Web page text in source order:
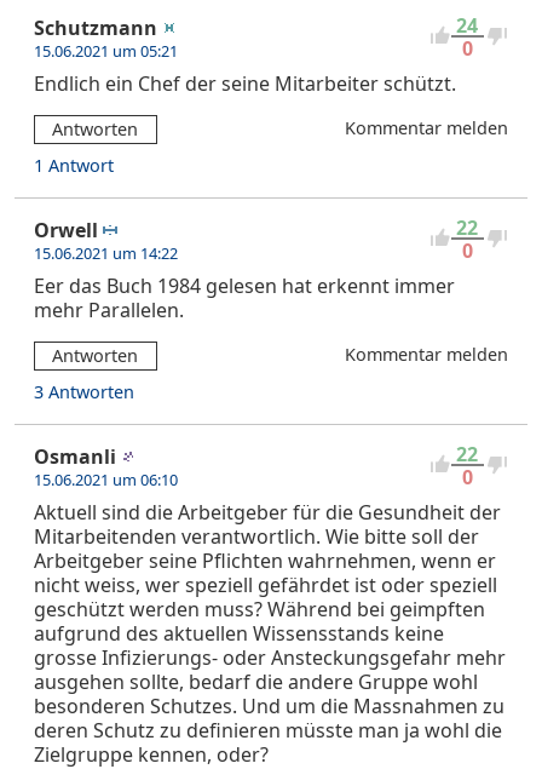
24
0
Schutzmann
15.06.2021 um 05:21
Endlich ein Chef der seine Mitarbeiter schützt.
Antworten
Kommentar melden
1 Antwort
22
0
Orwell
15.06.2021 um 14:22
Eer das Buch 1984 gelesen hat erkennt immer
mehr Parallelen.
Antworten
Kommentar melden
3 Antworten
22
0
Osmanli
15.06.2021 um 06:10
Aktuell sind die Arbeitgeber für die Gesundheit der
Mitarbeitenden verantwortlich. Wie bitte soll der
Arbeitgeber seine Pflichten wahrnehmen, wenn er
nicht weiss, wer speziell gefährdet ist oder speziell
geschützt werden muss? Während bei geimpften
aufgrund des aktuellen Wissensstands keine
grosse Infizierungs- oder Ansteckungsgefahr mehr
ausgehen sollte, bedarf die andere Gruppe wohl
besonderen Schutzes. Und um die Massnahmen zu
deren Schutz zu definieren müsste man ja wohl die
Zielgruppe kennen, oder?